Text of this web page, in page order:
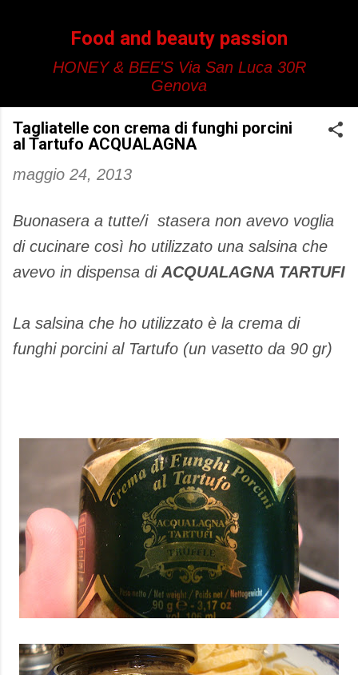
Food and beauty passion
HONEY & BEE'S Via San Luca 30R
Genova
Tagliatelle con crema di funghi porcini
al Tartufo ACQUALAGNA
maggio 24, 2013
Buonasera a tutte/i stasera non avevo voglia
di cucinare così ho utilizzato una salsina che
avevo in dispensa di ACQUALAGNA TARTUFI
La salsina che ho utilizzato è la crema di
funghi porcini al Tartufo (un vasetto da 90 gr)